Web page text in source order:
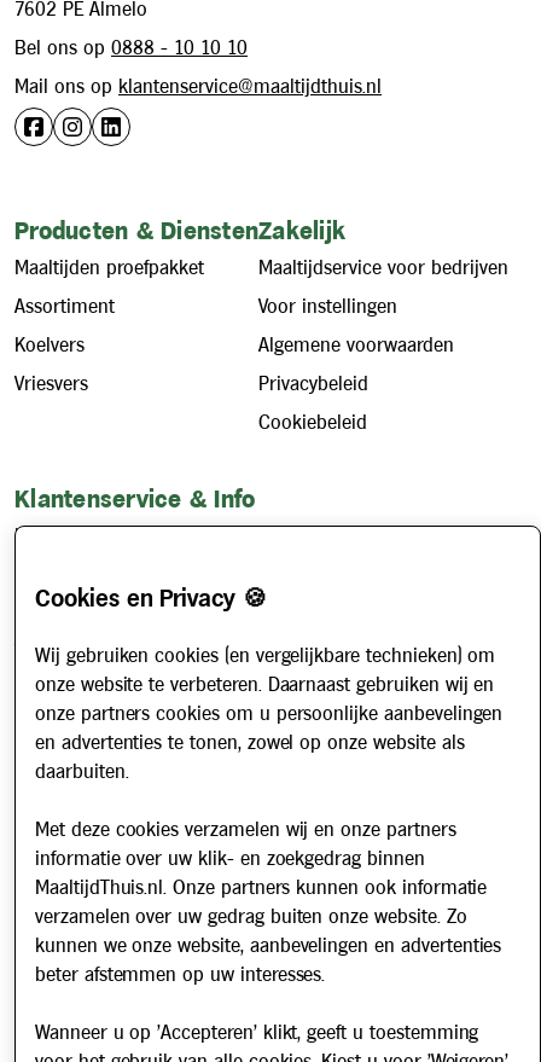
7602 PE Almelo
Bel ons op 0888 - 10 10 10
Mail ons op klantenservice@maaltijdthuis.nl
Producten & Diensten
Maaltijden proefpakket
Assortiment
Koelvers
Vriesvers
Zakelijk
Maaltijdservice voor bedrijven
Voor instellingen
Algemene voorwaarden
Privacybeleid
Cookiebeleid
Klantenservice & Info
Hoe werkt het?
Veelgestelde vragen
Over ons
Werken bij
Nieuws
Nieuwsbrief
Schrijf u in voor onze nieuwsbrief en blijf op de hoogte van
updates over Maaltijd Thuis!
E-mailadres
Cookies en Privacy 🍪
Wij gebruiken cookies (en vergelijkbare technieken) om
onze website te verbeteren. Daarnaast gebruiken wij en
onze partners cookies om u persoonlijke aanbevelingen
en advertenties te tonen, zowel op onze website als
daarbuiten.
Met deze cookies verzamelen wij en onze partners
informatie over uw klik- en zoekgedrag binnen
MaaltijdThuis.nl. Onze partners kunnen ook informatie
verzamelen over uw gedrag buiten onze website. Zo
kunnen we onze website, aanbevelingen en advertenties
beter afstemmen op uw interesses.
Wanneer u op 'Accepteren' klikt, geeft u toestemming